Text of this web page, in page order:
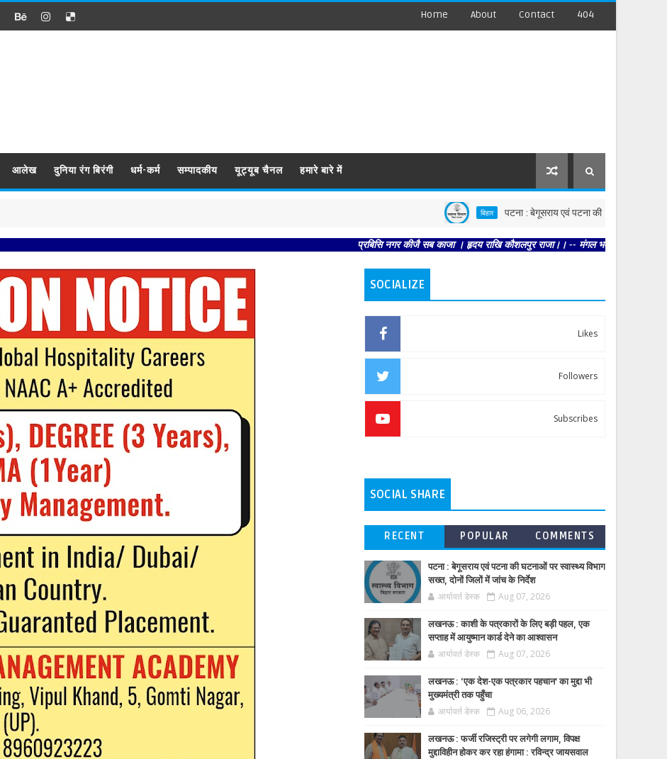
Home About Contact 404
आलेख दुनिया रंग बिरंगी धर्म-कर्म सम्पादकीय यूट्यूब चैनल हमारे बारे में
बिहार पटना : बेगूसराय एवं पटना की घटनाओं पर स्वास्थ्य विभाग
प्रबिसि नगर कीजै सब काजा । हृदय राखि कौशलपुर राजा।। -- मंगल भवन अमंगल हारी। द्रवहु
SOCIALIZE
Likes
Followers
Subscribes
SOCIAL SHARE
RECENT POPULAR COMMENTS
पटना : बेगूसराय एवं पटना की घटनाओं पर स्वास्थ्य विभाग
सख्त, दोनों जिलों में जांच के निर्देश
आर्यावर्त डेस्क Aug 07, 2026
लखनऊ : काशी के पत्रकारों के लिए बड़ी पहल, एक
सप्ताह में आयुष्मान कार्ड देने का आश्वासन
आर्यावर्त डेस्क Aug 07, 2026
लखनऊ : ‘एक देश-एक पत्रकार पहचान’ का मुद्दा भी
मुख्यमंत्री तक पहुँचा
आर्यावर्त डेस्क Aug 06, 2026
लखनऊ : फर्जी रजिस्ट्री पर लगेगी लगाम, विपक्ष
मुद्दाविहीन होकर कर रहा हंगामा : रविन्द्र जायसवाल